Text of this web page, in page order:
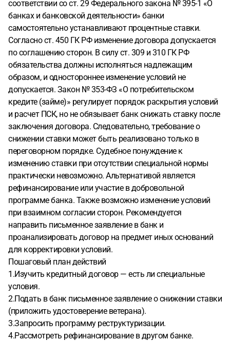
соответствии со ст. 29 Федерального закона № 395-1 «О
банках и банковской деятельности» банки
самостоятельно устанавливают процентные ставки.
Согласно ст. 450 ГК РФ изменение договора допускается
по соглашению сторон. В силу ст. 309 и 310 ГК РФ
обязательства должны исполняться надлежащим
образом, и одностороннее изменение условий не
допускается. Закон № 353-ФЗ «О потребительском
кредите (займе)» регулирует порядок раскрытия условий
и расчет ПСК, но не обязывает банк снижать ставку после
заключения договора. Следовательно, требование о
снижении ставки может быть реализовано только в
переговорном порядке. Судебное понуждение к
изменению ставки при отсутствии специальной нормы
практически невозможно. Альтернативой является
рефинансирование или участие в добровольной
программе банка. Также возможно изменение условий
при взаимном согласии сторон. Рекомендуется
направить письменное заявление в банк и
проанализировать договор на предмет иных оснований
для корректировки условий.
Пошаговый план действий
1.Изучить кредитный договор — есть ли специальные
условия.
2.Подать в банк письменное заявление о снижении ставки
(приложить удостоверение ветерана).
3.Запросить программу реструктуризации.
4.Рассмотреть рефинансирование в другом банке.